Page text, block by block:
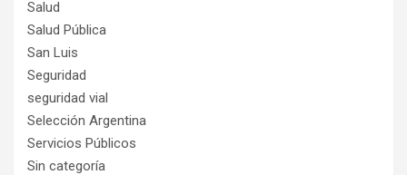
Salud
Salud Pública
San Luis
Seguridad
seguridad vial
Selección Argentina
Servicios Públicos
Sin categoría